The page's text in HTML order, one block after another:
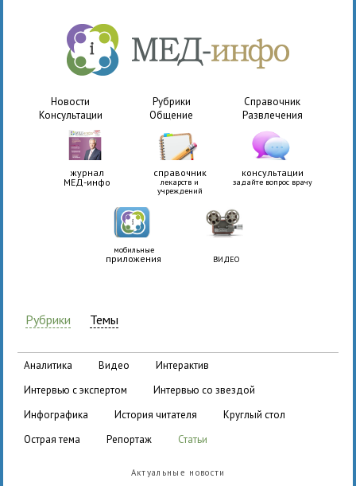
Новости Рубрики
Справочник
Консультации
Общение Развлечения
журнал
МЕД-инфо
справочник
лекарств и
учреждений
консультации
задайте вопрос врачу
мобильные
приложения ВИДЕО
Рубрики Темы
аналитика видео
интерактив
интервью с экспертом
интервью со звездой
инфографика
история читателя
круглый стол
острая тема
репортаж статьи
Актуальные новости